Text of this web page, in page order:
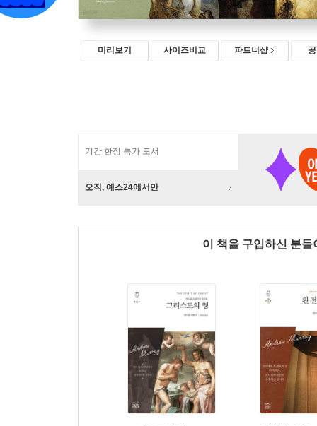
미리보기 사이즈비교 파트너샵
기간 한정 특가 도서
오직, 예스24에서만
이 책을 구입하신 분